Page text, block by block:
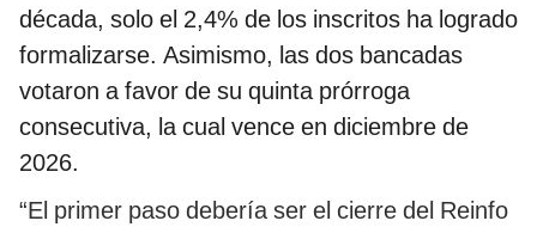
década, solo el 2,4% de los inscritos ha logrado
formalizarse. Asimismo, las dos bancadas
votaron a favor de su quinta prórroga
consecutiva, la cual vence en diciembre de
2026.
“El primer paso debería ser el cierre del Reinfo